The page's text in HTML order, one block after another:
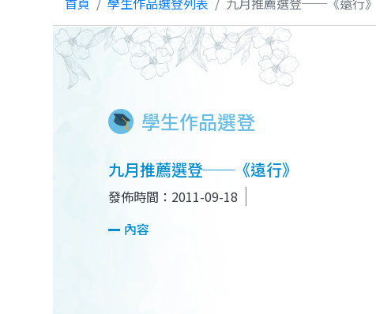
學生作品選登
九月推薦選登──《遠行》
發佈時間：2011-09-18
內容